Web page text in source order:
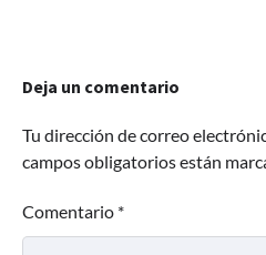
Deja un comentario
Tu dirección de correo
campos obligatorios están
Comentario *